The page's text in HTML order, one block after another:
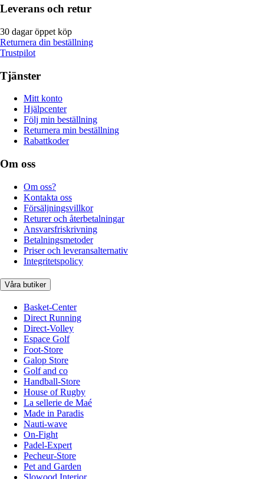
Leverans och retur
30 dagar öppet köp
Returnera din beställning
Trustpilot
Tjänster
Mitt konto
Hjälpcenter
Följ min beställning
Returnera min beställning
Rabattkoder
Om oss
Om oss?
Kontakta oss
Försäljningsvillkor
Returer och återbetalningar
Ansvarsfriskrivning
Betalningsmetoder
Priser och leveransalternativ
Integritetspolicy
Våra butiker
Basket-Center
Direct Running
Direct-Volley
Espace Golf
Foot-Store
Galop Store
Golf and co
Handball-Store
House of Rugby
La sellerie de Maé
Made in Paradis
Nauti-wave
On-Fight
Padel-Expert
Pecheur-Store
Pet and Garden